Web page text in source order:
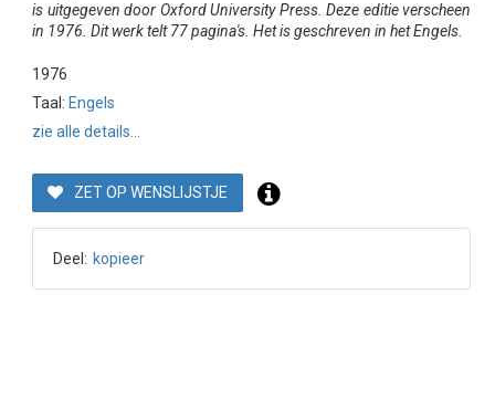
is uitgegeven door Oxford University Press. Deze editie verscheen
in 1976. Dit werk telt 77 pagina's. Het is geschreven in het Engels.
1976
Taal: Engels
zie alle details...
ZET OP WENSLIJSTJE
Deel: kopieer